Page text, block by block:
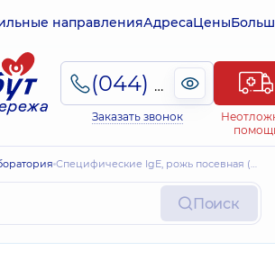
направленияАдресаЦены
(044) 495-2-888
Заказать звонок
Специфические IgE, рожь посевная (g12)
Поиск